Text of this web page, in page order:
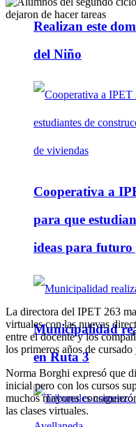
Realizan este
del Niño
Cooperativa a
para que
ideas para
Municipalidad
en Ruta 3
La directora del IPET 263
virtuales con las nuevas
entre el docente y los
los primeros años de
Norma Borghi expresó que
inicial pero con los cursos
muchos mayores
las clases virtuales.